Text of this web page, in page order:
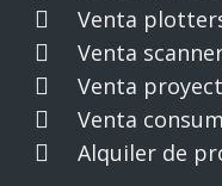
Venta
Venta
Venta
Venta
Alquiler de